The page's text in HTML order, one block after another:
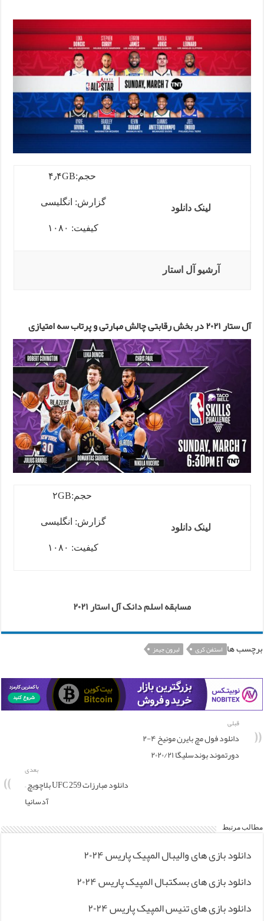
لینک دانلود
حجم:۴٫۴GB
گزارش: انگلیسی
کیفیت: ۱۰۸۰
آرشیو آل استار
آل ستار ۲۰۲۱ در بخش رقابتی چالش مهارتی و پرتاب سه امتیازی
لینک دانلود
حجم:۲GB
گزارش: انگلیسی
کیفیت: ۱۰۸۰
مسابقه اسلم دانک آل استار ۲۰۲۱
برچسب ها استفن کری لبرون جیمز
قبلی
دانلود فول مچ بایرن مونیخ ۴-۲
دورتموند بوندسلیگا ۲۰۲۰/۲۱
بعدی
دانلود مبارزات UFC 259 بلاچویچ –
آدسانیا
مطالب مرتبط
دانلود بازی های والیبال المپیک پاریس ۲۰۲۴
دانلود بازی های بسکتبال المپیک پاریس ۲۰۲۴
دانلود بازی های تنیس المپیک پاریس ۲۰۲۴